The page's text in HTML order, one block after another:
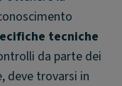
tecniche
da parte dei
deve trovarsi in